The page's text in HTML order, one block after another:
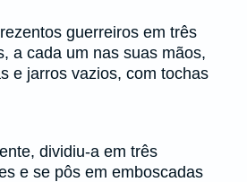
guerreiros em três
a cada um nas suas mãos,
e jarros vazios, com tochas
dividiu-a em três
e se pôs em emboscadas